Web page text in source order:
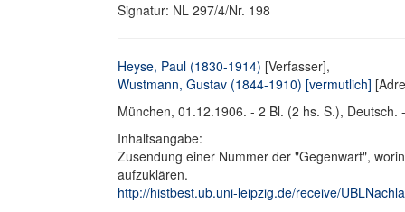
Signatur: NL 297/4/Nr. 198
Heyse, Paul (1830-1914) [Verfasser],
Wustmann, Gustav (1844-1910) [vermutlich]
München, 01.12.1906. - 2 Bl. (2 hs. S.), Deutsch.
Inhaltsangabe:
Zusendung einer Nummer der "Gegenwart",
aufzuklären.
http://histbest.ub.uni-leipzig.de/receive/